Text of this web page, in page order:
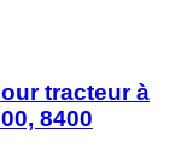
tracteur à
8400